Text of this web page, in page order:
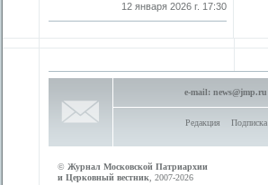
12 января 2026 г. 17:30
e-mail: news@jmp.ru
Редакция Подписка
© Журнал Московской Патриархии
и Церковный вестник , 2007-2026